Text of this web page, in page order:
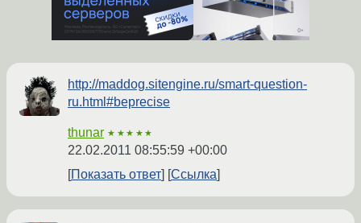
http://maddog.sitengine.ru/smart-question-
ru.html#beprecise
thunar ★★★★★
22.02.2011 08:55:59 +00:00
Показать ответ
Ссылка